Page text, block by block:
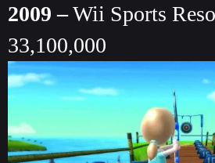
2009 –Wii Sports
33,100,000